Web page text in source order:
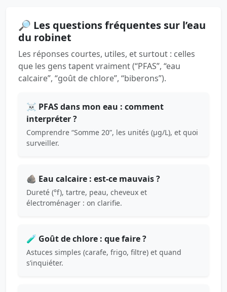
🔎 Les questions fréquentes sur l’eau
du robinet
Les réponses courtes, utiles, et surtout : celles
que les gens tapent vraiment (“PFAS”, “eau
calcaire”, “goût de chlore”, “biberons”).
☠️ PFAS dans mon eau : comment
interpréter ?
Comprendre “Somme 20”, les unités (µg/L), et quoi
surveiller.
🪨 Eau calcaire : est-ce mauvais ?
Dureté (°f), tartre, peau, cheveux et
électroménager : on clarifie.
🧪 Goût de chlore : que faire ?
Astuces simples (carafe, frigo, filtre) et quand
s’inquiéter.